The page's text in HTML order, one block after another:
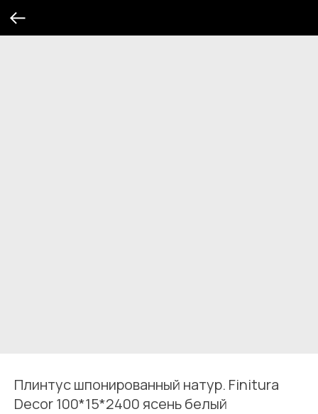
Плинтус шпонированный натур. Finitura
Decor 100*15*2400 ясень белый